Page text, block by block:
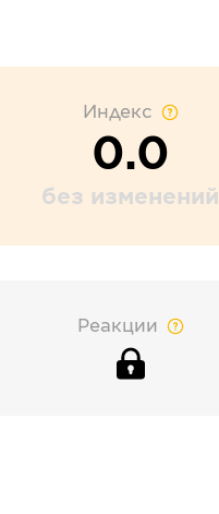
Индекс
0.0
без изменений
Реакции